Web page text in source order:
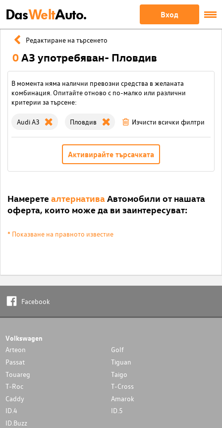
DasWeltAuto. Вход
Редактиране на търсенето
0A3 употребяван- Пловдив
В момента няма налични превозни средства в желаната
комбинация. Опитайте отново с по-малко или различни
критерии за търсене:
Audi A3 Пловдив Изчисти всички филтри
Активирайте търсачката
Намерете алтернативаАвтомобили от нашата
оферта, които може да ви заинтересуват:
* Показване на правното известие
Facebook
Volkswagen
Arteon
Golf
Passat
Tiguan
Touareg
Taigo
T-Roc
T-Cross
Caddy
Amarok
ID.4
ID.5
ID.Buzz